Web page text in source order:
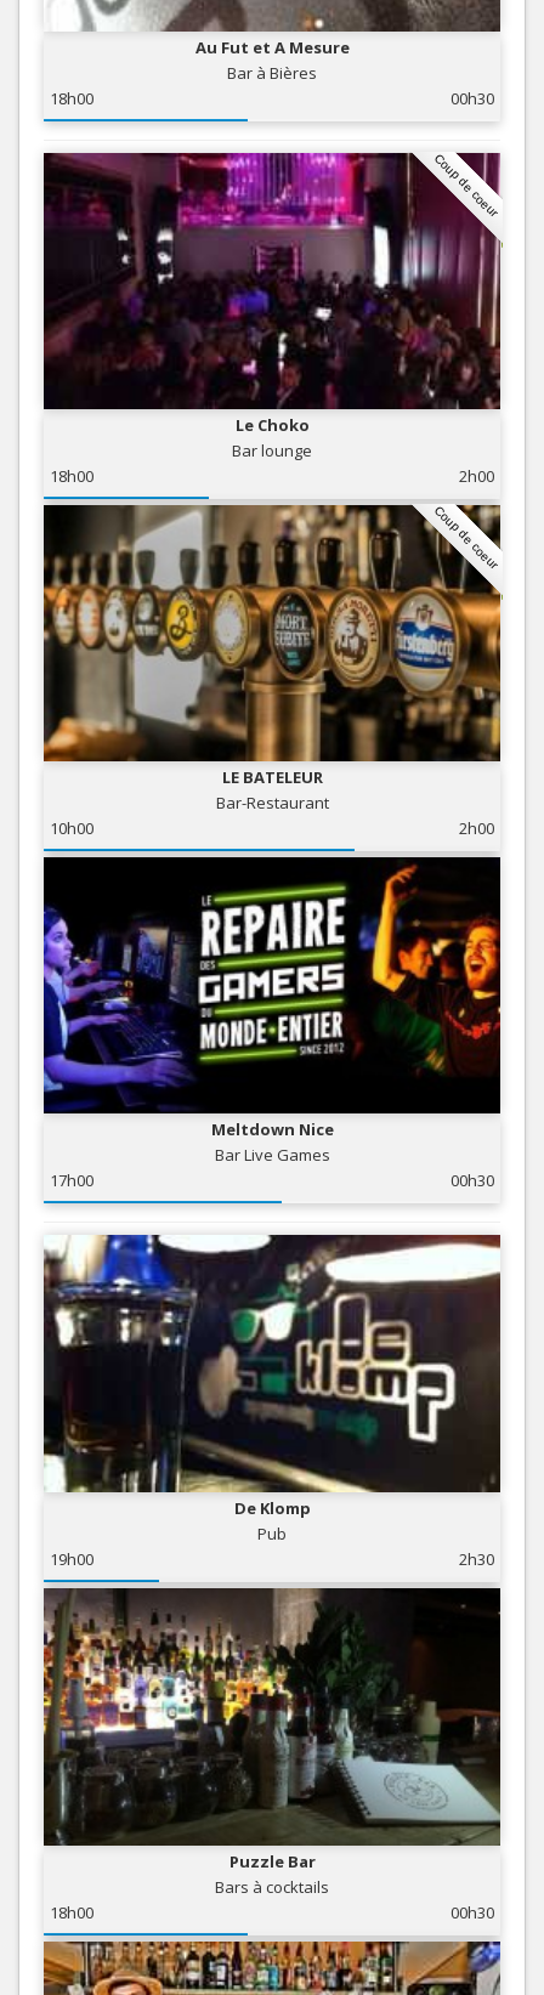
Au Fut et A Mesure
Bar à Bières
18h00
00h30
Coup de coeur
Le Choko
Bar lounge
18h00
2h00
Coup de coeur
LE BATELEUR
Bar-Restaurant
10h00
2h00
Meltdown Nice
Bar Live Games
17h00
00h30
De Klomp
Pub
19h00
2h30
Puzzle Bar
Bars à cocktails
18h00
00h30